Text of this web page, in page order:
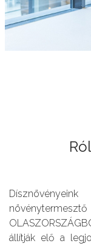
állítják elő a